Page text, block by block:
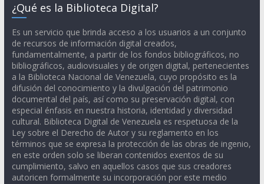
¿Qué es la Biblioteca Digital?
Es un servicio que brinda acceso a los usuarios a un conjunto
de recursos de información digital creados,
fundamentalmente, a partir de los fondos bibliográficos, no
bibliográficos, audiovisuales y de origen digital, pertenecientes
a la Biblioteca Nacional de Venezuela, cuyo propósito es la
difusión del conocimiento y la divulgación del patrimonio
documental del país, así como su preservación digital, con
especial énfasis en nuestra historia, identidad y diversidad
cultural. Biblioteca Digital de Venezuela es respetuosa de la
Ley sobre el Derecho de Autor y su reglamento en los
términos que se expresa la protección de las obras de ingenio,
en este orden solo se liberan contenidos exentos de su
cumplimiento, salvo en aquellos casos que sus creadores
autoricen formalmente su incorporación por este medio